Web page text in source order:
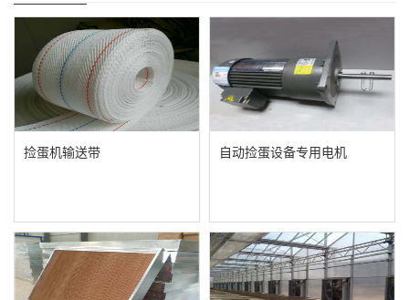
捡蛋机输送带 自动捡蛋设备专用电机